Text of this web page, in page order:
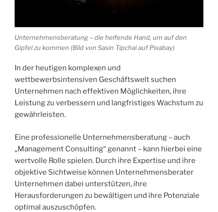
Unternehmensberatung – die helfende Hand, um auf den
Gipfel zu kommen (Bild von Sasin Tipchai auf Pixabay)
In der heutigen komplexen und
wettbewerbsintensiven Geschäftswelt suchen
Unternehmen nach effektiven Möglichkeiten, ihre
Leistung zu verbessern und langfristiges Wachstum zu
gewährleisten.
Eine professionelle Unternehmensberatung – auch
„Management Consulting“ genannt – kann hierbei eine
wertvolle Rolle spielen. Durch ihre Expertise und ihre
objektive Sichtweise können Unternehmensberater
Unternehmen dabei unterstützen, ihre
Herausforderungen zu bewältigen und ihre Potenziale
optimal auszuschöpfen.